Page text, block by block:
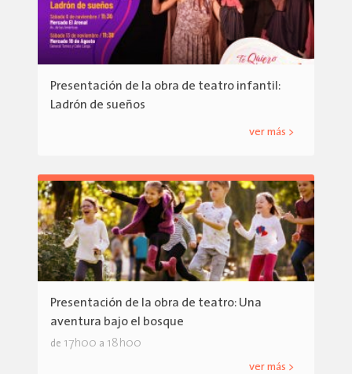
Presentación de la obra de teatro infantil:
Ladrón de sueños
ver más >
Presentación de la obra de teatro: Una
aventura bajo el bosque
de 17h00 a 18h00
ver más >